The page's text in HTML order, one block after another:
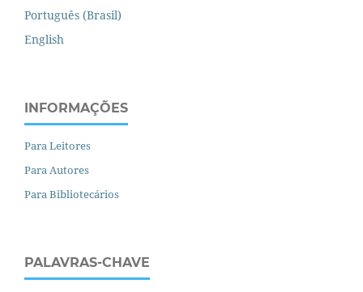
Português (Brasil)
English
INFORMAÇÕES
Para Leitores
Para Autores
Para Bibliotecários
PALAVRAS-CHAVE